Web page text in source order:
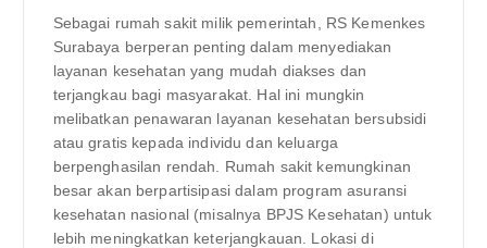
Sebagai rumah sakit milik pemerintah, RS Kemenkes
Surabaya berperan penting dalam menyediakan
layanan kesehatan yang mudah diakses dan
terjangkau bagi masyarakat. Hal ini mungkin
melibatkan penawaran layanan kesehatan bersubsidi
atau gratis kepada individu dan keluarga
berpenghasilan rendah. Rumah sakit kemungkinan
besar akan berpartisipasi dalam program asuransi
kesehatan nasional (misalnya BPJS Kesehatan) untuk
lebih meningkatkan keterjangkauan. Lokasi di